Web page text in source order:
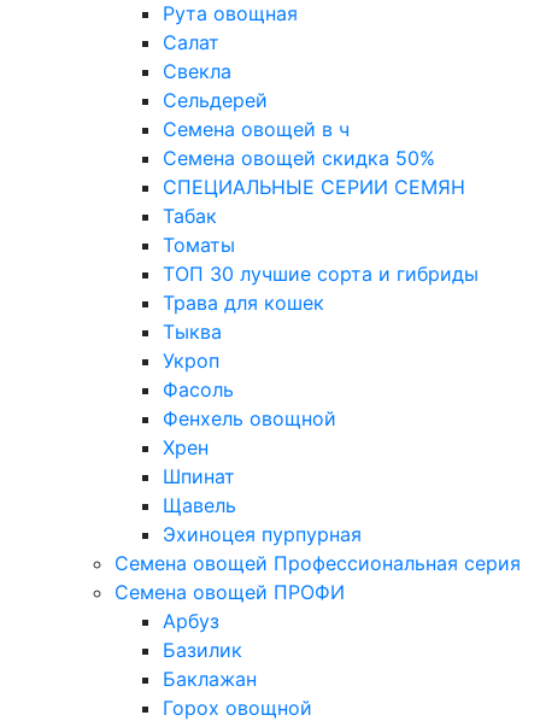
Рута овощная
Салат
Свекла
Сельдерей
Семена овощей в ч
Семена овощей скидка 50%
СПЕЦИАЛЬНЫЕ СЕРИИ СЕМЯН
Табак
Томаты
ТОП 30 лучшие сорта и гибриды
Трава для кошек
Тыква
Укроп
Фасоль
Фенхель овощной
Хрен
Шпинат
Щавель
Эхиноцея пурпурная
Семена овощей Профессиональная серия
Семена овощей ПРОФИ
Арбуз
Базилик
Баклажан
Горох овощной